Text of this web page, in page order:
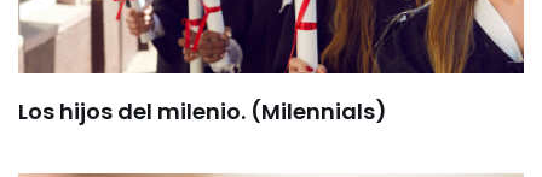
Los hijos del milenio. (Milennials)